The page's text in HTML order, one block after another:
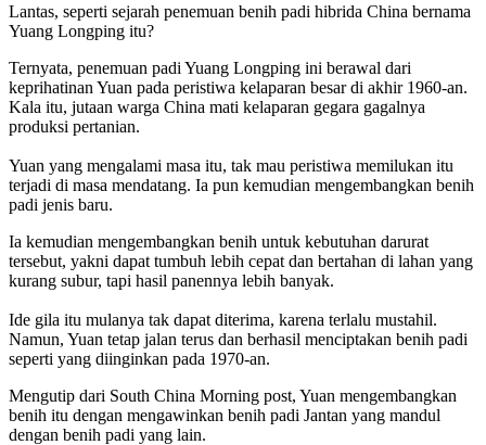
Lantas, seperti sejarah penemuan benih padi hibrida China bernama
Yuang Longping itu?
Ternyata, penemuan padi Yuang Longping ini berawal dari
keprihatinan Yuan pada peristiwa kelaparan besar di akhir 1960-an.
Kala itu, jutaan warga China mati kelaparan gegara gagalnya
produksi pertanian.
Yuan yang mengalami masa itu, tak mau peristiwa memilukan itu
terjadi di masa mendatang. Ia pun kemudian mengembangkan benih
padi jenis baru.
Ia kemudian mengembangkan benih untuk kebutuhan darurat
tersebut, yakni dapat tumbuh lebih cepat dan bertahan di lahan yang
kurang subur, tapi hasil panennya lebih banyak.
Ide gila itu mulanya tak dapat diterima, karena terlalu mustahil.
Namun, Yuan tetap jalan terus dan berhasil menciptakan benih padi
seperti yang diinginkan pada 1970-an.
Mengutip dari South China Morning post, Yuan mengembangkan
benih itu dengan mengawinkan benih padi Jantan yang mandul
dengan benih padi yang lain.